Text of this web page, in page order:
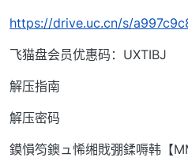
https://drive.uc.cn/s/
飞猫盘会员优惠码：UXTIBJ
解压指南
解压密码
鏌愪笉鐭ュ悕缃戝弸鍒嗕韩【